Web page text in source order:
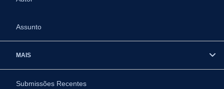
Assunto
MAIS
Submissões Recentes